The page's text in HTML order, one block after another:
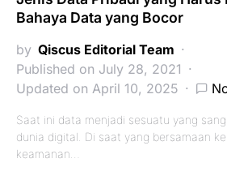
Bahaya Data yang Bocor
by Qiscus Editorial Team
Published on July 28, 2021
Updated on April 10, 2025
Saat ini data menjadi sesuatu yang
dunia digital. Di saat yang bersamaan
keamanan…